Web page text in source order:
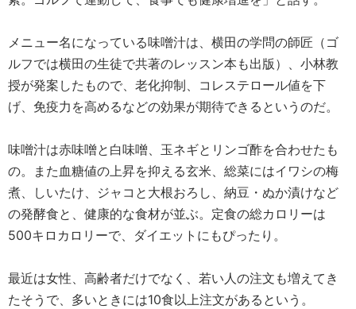
メニュー名になっている味噌汁は、横田の学問の師匠（ゴ
ルフでは横田の生徒で共著のレッスン本も出版）、小林教
授が発案したもので、老化抑制、コレステロール値を下
げ、免疫力を高めるなどの効果が期待できるというのだ。
味噌汁は赤味噌と白味噌、玉ネギとリンゴ酢を合わせたも
の。また血糖値の上昇を抑える玄米、総菜にはイワシの梅
煮、しいたけ、ジャコと大根おろし、納豆・ぬか漬けなど
の発酵食と、健康的な食材が並ぶ。定食の総カロリーは
500キロカロリーで、ダイエットにもぴったり。
最近は女性、高齢者だけでなく、若い人の注文も増えてき
たそうで、多いときには10食以上注文があるという。